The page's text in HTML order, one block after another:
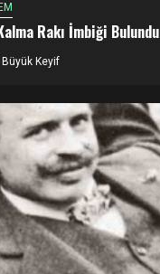
Rakı İmbiği Bulundu
Büyük Keyif